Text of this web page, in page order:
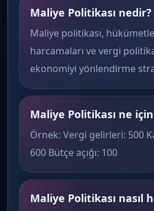
Maliye Politikası nedir?
Maliye politikası,
harcamaları ve vergi
ekonomiyi yönlendirme
Maliye Politikası ne için
Örnek: Vergi gelirleri: 500
600 Bütçe açığı: 100
Maliye Politikası nasıl